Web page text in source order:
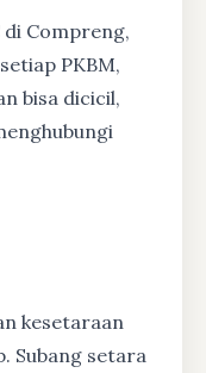
di Compreng,
PKBM,
bisa dicicil,
kesetaraan
Subang setara